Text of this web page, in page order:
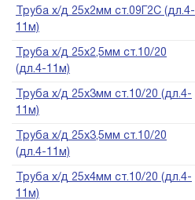
Труба х/д 25х2мм ст.09Г2С (дл.4-
11м)
Труба х/д 25х2,5мм ст.10/20
(дл.4-11м)
Труба х/д 25х3мм ст.10/20 (дл.4-
11м)
Труба х/д 25х3,5мм ст.10/20
(дл.4-11м)
Труба х/д 25х4мм ст.10/20 (дл.4-
11м)